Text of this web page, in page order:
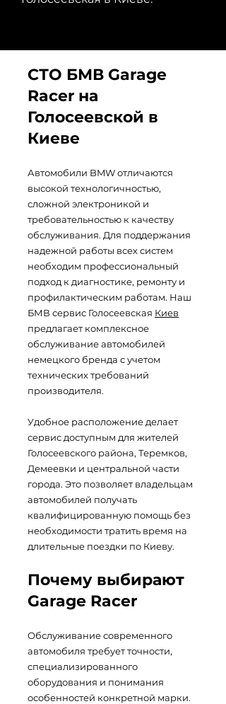
СТО БМВ Garage
Racer на
Голосеевской в
Киеве
Автомобили BMW отличаются
высокой технологичностью,
сложной электроникой и
требовательностью к качеству
обслуживания. Для поддержания
надежной работы всех систем
необходим профессиональный
подход к диагностике, ремонту и
профилактическим работам. Наш
БМВ сервис Голосеевская Киев
предлагает комплексное
обслуживание автомобилей
немецкого бренда с учетом
технических требований
производителя.
Удобное расположение делает
сервис доступным для жителей
Голосеевского района, Теремков,
Демеевки и центральной части
города. Это позволяет владельцам
автомобилей получать
квалифицированную помощь без
необходимости тратить время на
длительные поездки по Киеву.
Почему выбирают
Garage Racer
Обслуживание современного
автомобиля требует точности,
специализированного
оборудования и понимания
особенностей конкретной марки.